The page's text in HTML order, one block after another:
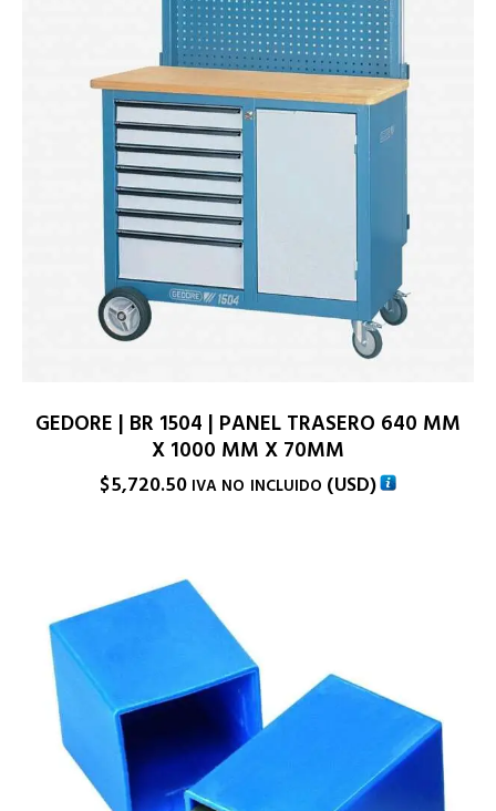
GEDORE | BR 1504 | PANEL TRASERO 640 MM
X 1000 MM X 70MM
$5,720.50 IVA NO INCLUIDO (USD)